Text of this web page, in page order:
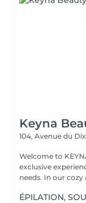
Keyna
104, Avenue du
Welcome to
exclusive
needs. In our
ÉPILATION,